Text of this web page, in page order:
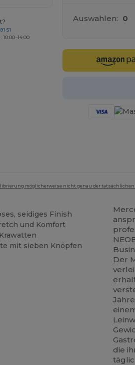
51
Auswahlen: 0
möglicherweise nicht genau der
seidiges Finish
und Komfort
mit sieben Knöpfen
Der
die